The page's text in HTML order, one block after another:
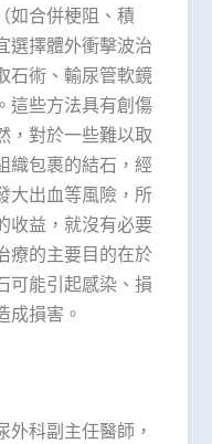
如合併梗阻、積
選擇體外衝擊波治
石術、輸尿管軟鏡
這些方法具有創傷
，對於一些難以取
織包裹的結石，經
大出血等風險，所
收益，就沒有必要
療的主要目的在於
可能引起感染、損
成損害。
外科副主任醫師，